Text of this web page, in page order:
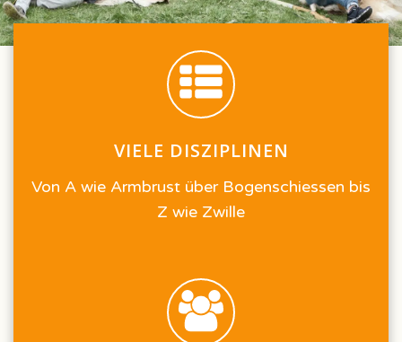
VIELE DISZIPLINEN
Von A wie Armbrust über Bogenschiessen bis
Z wie Zwille